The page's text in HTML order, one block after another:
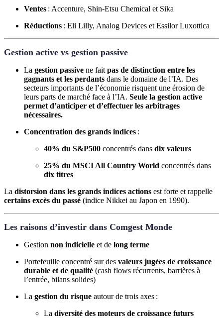
Ventes : Accenture, Shin-Etsu Chemical et Sika
Réductions : Eli Lilly, Analog Devices et Essilor Luxottica
Gestion active vs gestion passive
La gestion passive ne fait pas de distinction entre les
gagnants et les perdants dans le domaine de l’IA. Des
secteurs importants de l’économie risquent une érosion de
leurs parts de marché face à l’IA. Seule la gestion active
permet d’anticiper et d’effectuer les arbitrages
nécessaires.
Concentration des grands indices :
40% du S&P500 concentrés dans dix valeurs
25% du MSCI All Country World concentrés dans
dix titres
La distorsion dans les grands indices actions est forte et rappelle
certains excès du passé (indice Nikkei au Japon en 1990).
Les raisons d’investir dans Comgest Monde
Gestion non indicielle et de long terme
Portefeuille concentré sur des valeurs jugées de croissance
durable et de qualité (cash flows récurrents, barrières à
l’entrée, bilans solides)
La gestion du risque autour de trois axes :
La diversité des moteurs de croissance futurs